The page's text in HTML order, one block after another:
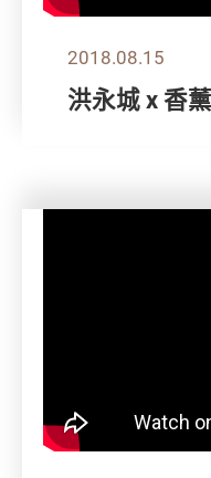
2018.08.15
洪永城 x 香